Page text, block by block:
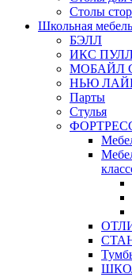
Столы
Школьная мебель
БЭЛЛ
ИКС
МОБАЙЛ
НЬЮ
Парты
Стулья